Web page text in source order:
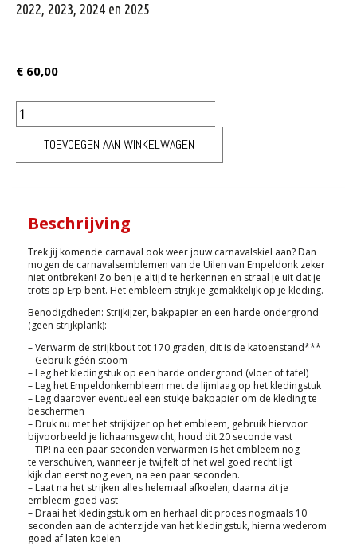
2022, 2023, 2024 en 2025
€ 60,00
TOEVOEGEN AAN WINKELWAGEN
Beschrijving
Trek jij komende carnaval ook weer jouw carnavalskiel aan? Dan
mogen de carnavalsemblemen van de Uilen van Empeldonk zeker
niet ontbreken! Zo ben je altijd te herkennen en straal je uit dat je
trots op Erp bent. Het embleem strijk je gemakkelijk op je kleding.
Benodigdheden: Strijkijzer, bakpapier en een harde ondergrond
(geen strijkplank):
– Verwarm de strijkbout tot 170 graden, dit is de katoenstand***
– Gebruik géén stoom
– Leg het kledingstuk op een harde ondergrond (vloer of tafel)
– Leg het Empeldonkembleem met de lijmlaag op het kledingstuk
– Leg daarover eventueel een stukje bakpapier om de kleding te
beschermen
– Druk nu met het strijkijzer op het embleem, gebruik hiervoor
bijvoorbeeld je lichaamsgewicht, houd dit 20 seconde vast
– TIP! na een paar seconden verwarmen is het embleem nog
te verschuiven, wanneer je twijfelt of het wel goed recht ligt
kijk dan eerst nog even, na een paar seconden.
– Laat na het strijken alles helemaal afkoelen, daarna zit je
embleem goed vast
– Draai het kledingstuk om en herhaal dit proces nogmaals 10
seconden aan de achterzijde van het kledingstuk, hierna wederom
goed af laten koelen